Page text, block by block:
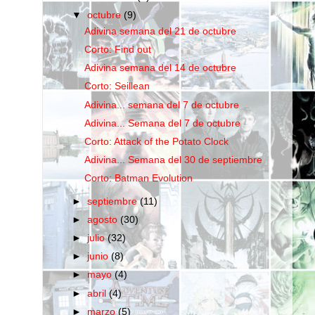
▼octubre (9)
Adivina semana del 21 de octubre
Corto: Find out
Adivina semana del 14 de octubre
Corto: Seillean
Adivina... semana del 7 de octubre
Adivina... Semana del 7 de octubre
Corto: Attack of the Potato Clock
Adivina... Semana del 30 de septiembre
Corto: Batman Evolution
►septiembre(11)
►agosto(30)
►julio(32)
►junio(8)
►mayo(4)
►abril(4)
► marzo(5)